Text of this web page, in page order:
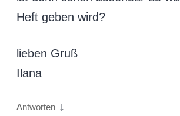
Heft geben wird?
lieben Gruß
Ilana
Antworten ↓